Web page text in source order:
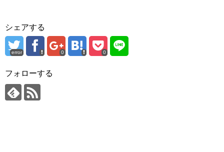
シェアする
error 0 0
フォローする